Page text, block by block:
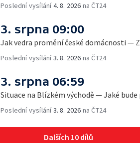
Poslední vysílání4. 8. 2026 na ČT24
3. srpna 09:00
Jak vedra promění české domácnosti —
Poslední vysílání3. 8. 2026 na ČT24
3. srpna 06:59
Situace na Blízkém východě — Jaké
Poslední vysílání3. 8. 2026 na ČT24
Dalších 10 dílů